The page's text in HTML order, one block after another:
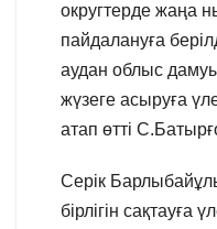
округтерде жаңа
пайдалануға
аудан облыс
жүзеге асыруға
атап өтті
Серік
бірлігін сақтауға